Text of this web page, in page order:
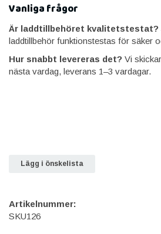
Vanliga frågor
Är laddtillbehöret kvalitetstestat?
laddtillbehör funktionstestas för säker
Hur snabbt levereras det? Vi
nästa vardag, leverans 1–3 vardagar.
Lägg i önskelista
Artikelnummer:
SKU126